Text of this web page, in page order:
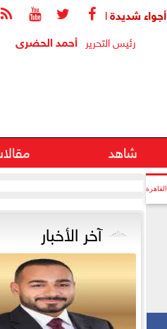



الأرصاد تكشف حالة الطقس
رئيس التحرير أحمد الحضرى
شاهد
آخر الأخبار